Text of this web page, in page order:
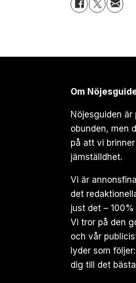
Om
Nöjesguiden
obunden, men
på att vi
jämställdhet.
Vi är
det
just det –
Vi tror på den
och vår
lyder som
dig till det